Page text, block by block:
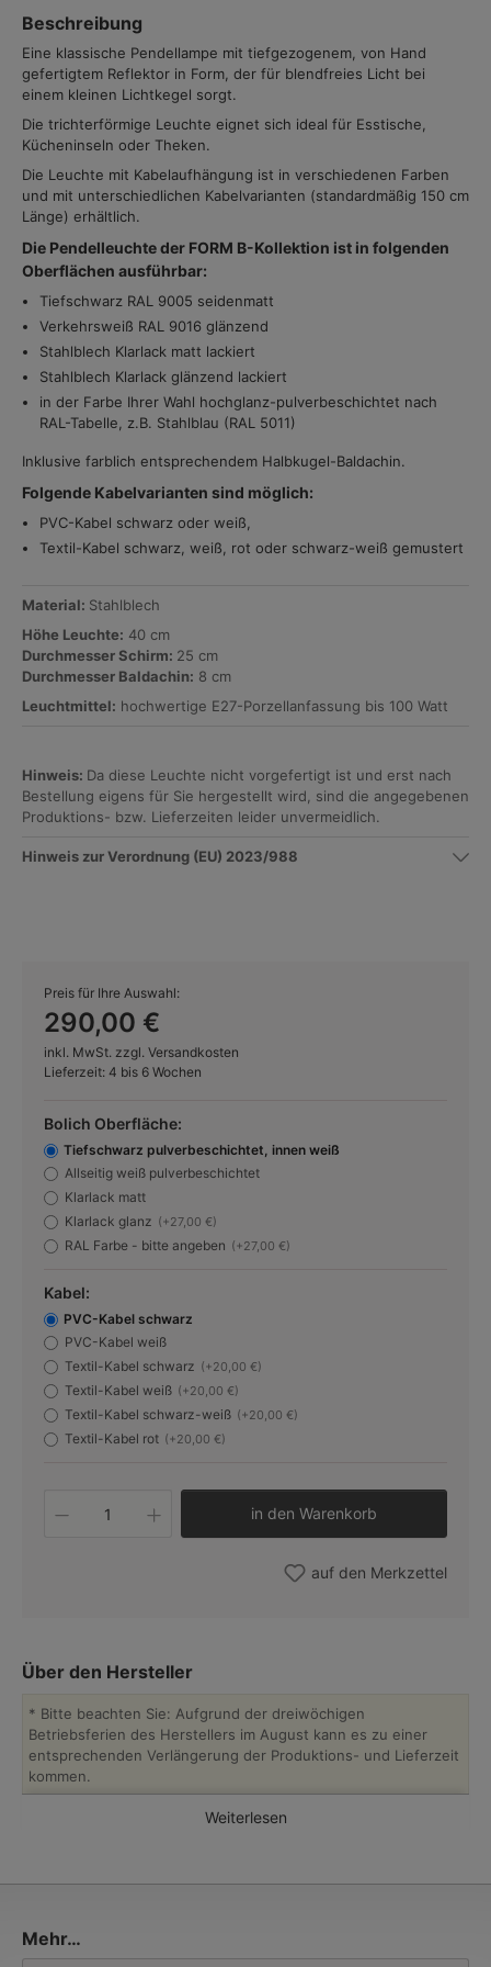
Beschreibung
Eine klassische Pendellampe mit tiefgezogenem, von Hand
gefertigtem Reflektor in Form, der für blendfreies Licht bei
einem kleinen Lichtkegel sorgt.
Die trichterförmige Leuchte eignet sich ideal für Esstische,
Kücheninseln oder Theken.
Die Leuchte mit Kabelaufhängung ist in verschiedenen Farben
und mit unterschiedlichen Kabelvarianten (standardmäßig 150 cm
Länge) erhältlich.
Die Pendelleuchte der FORM B-Kollektion ist in folgenden
Oberflächen ausführbar:
Tiefschwarz RAL 9005 seidenmatt
Verkehrsweiß RAL 9016 glänzend
Stahlblech Klarlack matt lackiert
Stahlblech Klarlack glänzend lackiert
in der Farbe Ihrer Wahl hochglanz-pulverbeschichtet nach
RAL-Tabelle, z.B. Stahlblau (RAL 5011)
Inklusive farblich entsprechendem Halbkugel-Baldachin.
Folgende Kabelvarianten sind möglich:
PVC-Kabel schwarz oder weiß,
Textil-Kabel schwarz, weiß, rot oder schwarz-weiß gemustert
Material: Stahlblech
Höhe Leuchte: 40 cm
Durchmesser Schirm: 25 cm
Durchmesser Baldachin: 8 cm
Leuchtmittel: hochwertige E27-Porzellanfassung bis 100 Watt
Hinweis: Da diese Leuchte nicht vorgefertigt ist und erst nach
Bestellung eigens für Sie hergestellt wird, sind die angegebenen
Produktions- bzw. Lieferzeiten leider unvermeidlich.
Hinweis zur Verordnung (EU) 2023/988
Preis für Ihre Auswahl:
290,00 €
inkl. MwSt. zzgl. Versandkosten
Lieferzeit: 4 bis 6 Wochen
Bolich Oberfläche:
Tiefschwarz pulverbeschichtet, innen weiß
Allseitig weiß pulverbeschichtet
Klarlack matt
Klarlack glanz (+27,00 €)
RAL Farbe - bitte angeben (+27,00 €)
Kabel:
PVC-Kabel schwarz
PVC-Kabel weiß
Textil-Kabel schwarz (+20,00 €)
Textil-Kabel weiß (+20,00 €)
Textil-Kabel schwarz-weiß (+20,00 €)
Textil-Kabel rot (+20,00 €)
Produkt Anzahl: Gib den
in den Warenkorb
auf den Merkzettel
Über den Hersteller
* Bitte beachten Sie: Aufgrund der dreiwöchigen
Betriebsferien des Herstellers im August kann es zu einer
entsprechenden Verlängerung der Produktions- und Lieferzeit
kommen.
Das badische FamilienunternehmenBolichwerke
handwerklich hochwertige und funktionale Leuchten im
Lampen Pulverlack-beschichtet. Diese hochwertigen
Weiterlesen
Mehr…